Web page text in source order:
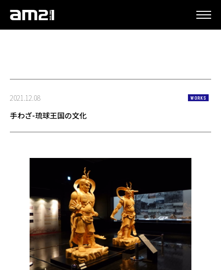
2021.12.08 WORKS
手わざ-琉球王国の文化